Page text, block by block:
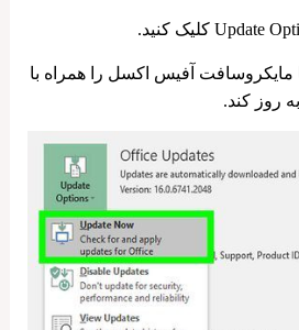
مایکروسافت آفیس اکسل را همراه با
روز کند.